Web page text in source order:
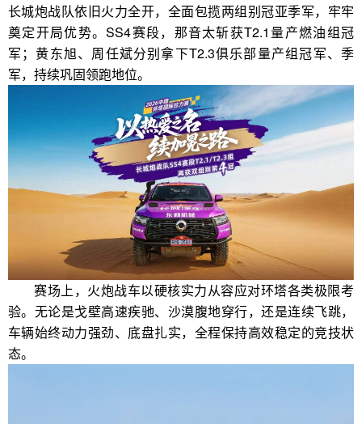
长城炮战队依旧火力全开，全面包揽两组别冠亚季军，牢牢
奠定开局优势。SS4赛段，那音太斩获T2.1量产燃油组冠
军；黄东旭、周任斌分别拿下T2.3俱乐部量产组冠军、季
军，持续巩固领跑地位。
赛场上，火炮战车以硬核实力从容应对环塔各类极限考
验。无论是戈壁高速疾驰、沙漠腹地穿行，还是连续飞跳，
车辆始终动力强劲、底盘扎实，全程保持高效稳定的竞技状
态。